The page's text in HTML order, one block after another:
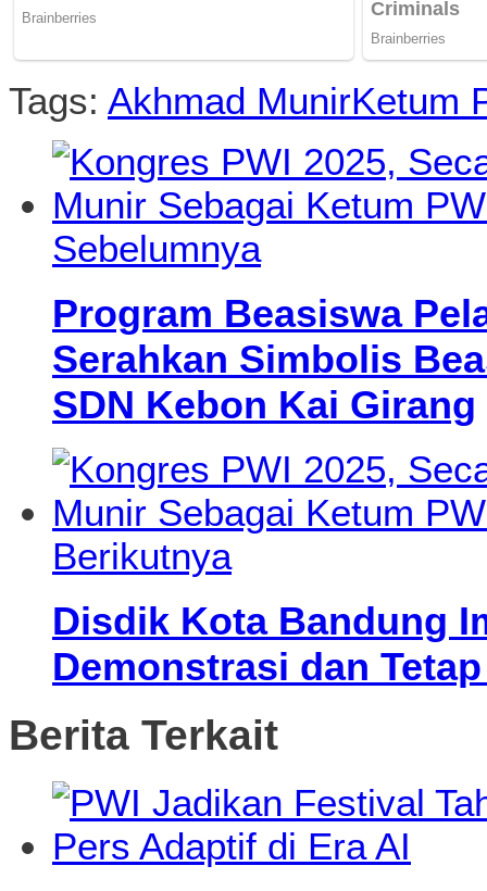
Tags: Akhmad MunirKetum
Sebelumnya
Program Beasiswa
Serahkan Simbolis
SDN Kebon Kai Girang
Berikutnya
Disdik Kota Bandung
Demonstrasi dan
Berita Terkait